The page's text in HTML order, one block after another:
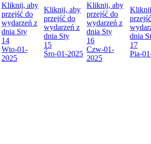
Kliknij, aby
przejść do
wydarzeń z
dnia Sty
14
Wto-01-
2025
Kliknij, aby
przejść do
wydarzeń z
dnia Sty
15
Śro-01-2025
Kliknij, aby
przejść do
wydarzeń z
dnia Sty
16
Czw-01-
2025
dnia
17
Pią-